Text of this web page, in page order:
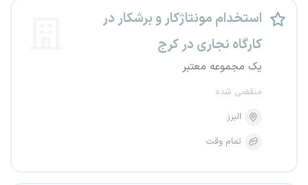
استخدام مونتاژکار و برشکار در
کارگاه نجاری در کرج
یک مجموعه معتبر
منقضی شده
البرز
تمام وقت